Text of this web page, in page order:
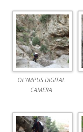
OLYMPUS DIGITAL
CAMERA